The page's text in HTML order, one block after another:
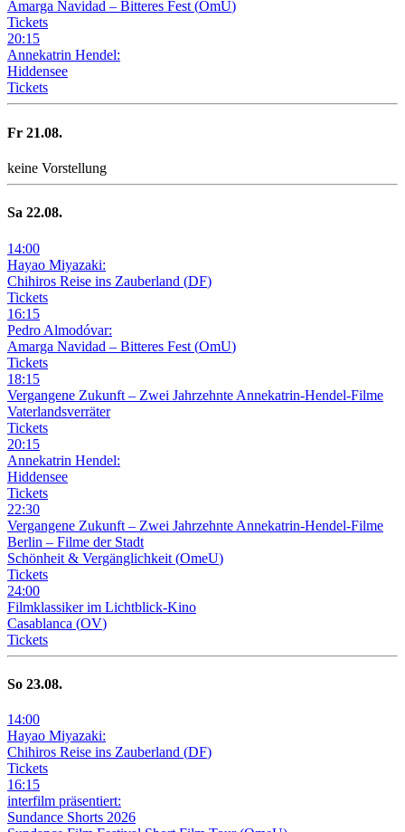
Amarga Navidad – Bitteres Fest(OmU)
Tickets
20:15
Annekatrin Hendel:
Hiddensee
Tickets
Fr 21.08.
keine Vorstellung
Sa 22.08.
14:00
Hayao Miyazaki:
Chihiros Reise ins Zauberland (DF)
Tickets
16:15
Pedro Almodóvar:
Amarga Navidad – Bitteres Fest (OmU)
Tickets
18:15
Vergangene Zukunft – Zwei Jahrzehnte Annekatrin-Hendel-Filme
Vaterlandsverräter
Tickets
20:15
Annekatrin Hendel:
Hiddensee
Tickets
22:30
Vergangene Zukunft – Zwei Jahrzehnte Annekatrin-Hendel-Filme
Berlin – Filme der Stadt
Schönheit & Vergänglichkeit (OmeU)
Tickets
24:00
Filmklassiker im Lichtblick-Kino
Casablanca (OV)
Tickets
So 23.08.
14:00
Hayao Miyazaki:
Chihiros Reise ins Zauberland (DF)
Tickets
16:15
interfilm präsentiert:
Sundance Shorts 2026